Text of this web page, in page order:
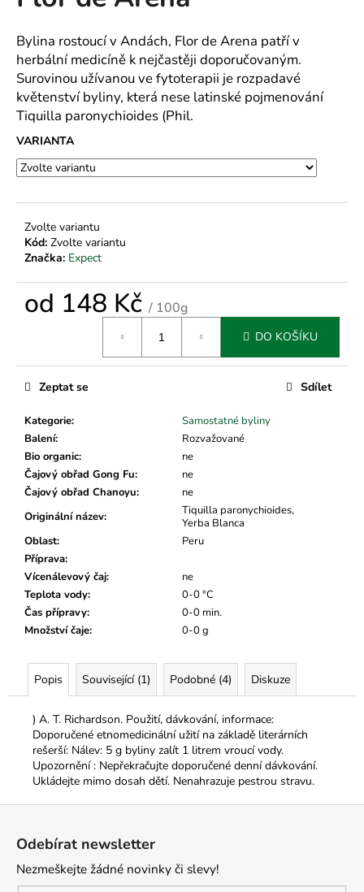
z
5
hvězdiček.
Bylina rostoucí v Andách, Flor de Arena patří v
herbální medicíně k nejčastěji doporučovaným.
Surovinou užívanou ve fytoterapii je rozpadavé
květenství byliny, která nese latinské pojmenování
Tiquilla paronychioides (Phil.
VARIANTA
Zvolte variantu
Kód: Zvolte variantu
Značka: Expect
od 148 Kč / 100g
DO KOŠÍKU
Kategorie:
Samostatné byliny
Balení:
Rozvažované
Bio organic:
ne
Čajový obřad Gong Fu:
ne
Čajový obřad Chanoyu:
ne
Originální název:
Tiquilla paronychioides,
Yerba Blanca
Oblast:
Peru
Příprava:
Vícenálevový čaj:
ne
Teplota vody:
0-0 °C
Čas přípravy:
0-0 min.
Množství čaje: 0-0 g
Zeptat se Sdílet
Popis Související (1) Podobné (4) Diskuze
) A. T. Richardson. Použití, dávkování, informace:
Doporučené etnomedicinální užití na základě literárních
rešerší: Nálev: 5 g byliny zalít 1 litrem vroucí vody.
Upozornění : Nepřekračujte doporučené denní dávkování.
Ukládejte mimo dosah dětí. Nenahrazuje pestrou stravu.
j
í
t
?
D
o
o
č
u
m
Odebírat newsletter
Nezmeškejte žádné novinky či slevy!